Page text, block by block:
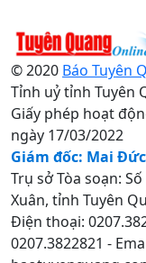
© 2020 Báo Tuyên
Tỉnh uỷ tỉnh Tuyên
Giấy phép hoạt
ngày 17/03/2022
Giám đốc: Mai
Trụ sở Tòa soạn:
Xuân, tỉnh Tuyên
Điện thoại:
0207.3822821 -